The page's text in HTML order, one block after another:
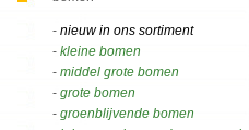
- nieuw in ons sortiment
- kleine bomen
- middel grote bomen
- grote bomen
- groenblijvende bomen